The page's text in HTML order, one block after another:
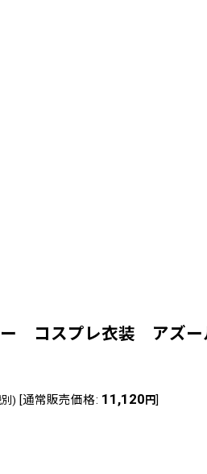
コスプレ衣装 アズ
) [通常販売価格: 11,120 円]